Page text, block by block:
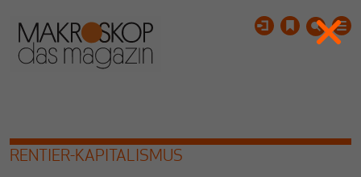
RENTIER-KAPITALISMUS